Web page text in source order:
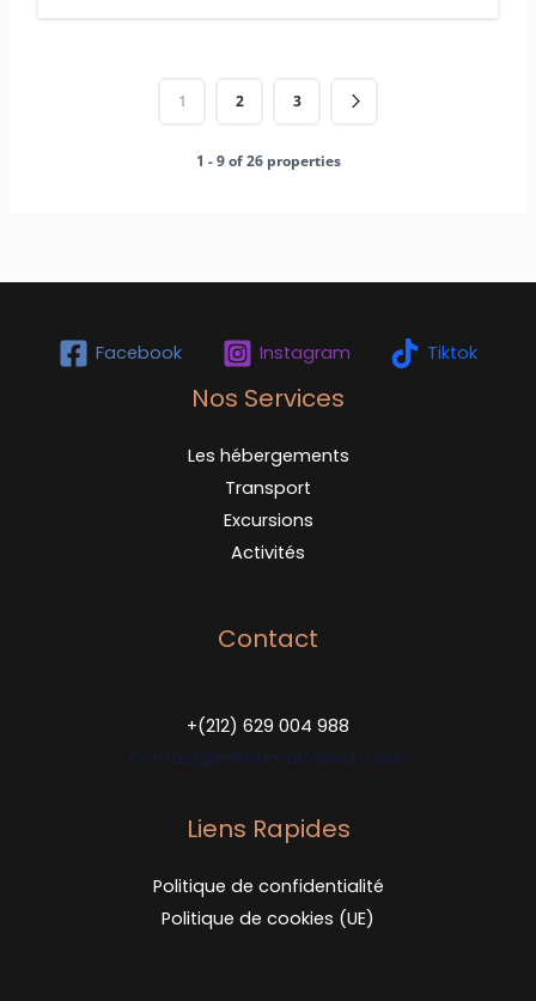
1 2 3
1 - 9 of 26 properties
Facebook Instagram Tiktok
Nos Services
Les hébergements
Transport
Excursions
Activités
Contact
+(212) 629 004 988
contact@mksinmarrakech.com
Liens Rapides
Politique de confidentialité
Politique de cookies (UE)